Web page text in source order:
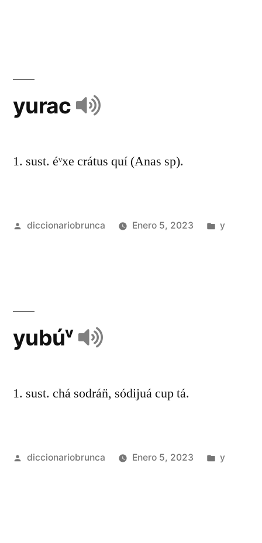
yurac
1. sust. éᵛxe crátus quí (Anas sp).
diccionariobrunca Enero 5, 2023 y
yubúᵛ
1. sust. chá sodrán̈, sódijuá cup tá.
diccionariobrunca Enero 5, 2023 y